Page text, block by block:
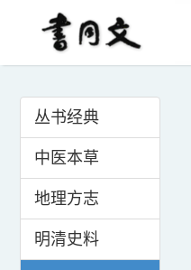
丛书经典
中医本草
地理方志
明清史料